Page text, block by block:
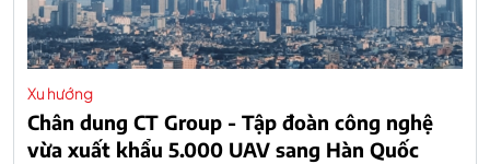
Xu hướng
Chân dung CT Group - Tập đoàn công nghệ
vừa xuất khẩu 5.000 UAV sang Hàn Quốc